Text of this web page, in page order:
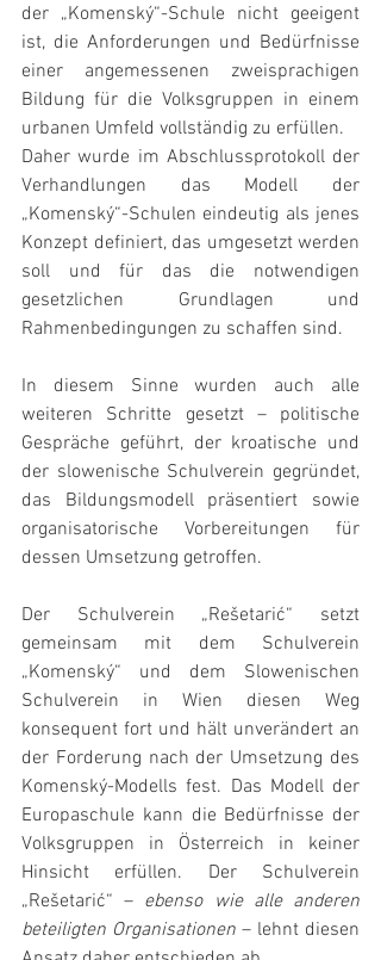
der „Komenský“-Schule nicht geeigent
ist, die Anforderungen und Bedürfnisse
einer angemessenen zweisprachigen
Bildung für die Volksgruppen in einem
urbanen Umfeld vollständig zu erfüllen.
Daher wurde im Abschlussprotokoll der
Verhandlungen das Modell der
„Komenský“-Schulen eindeutig als jenes
Konzept definiert, das umgesetzt werden
soll und für das die notwendigen
gesetzlichen Grundlagen und
Rahmenbedingungen zu schaffen sind.
In diesem Sinne wurden auch alle
weiteren Schritte gesetzt – politische
Gespräche geführt, der kroatische und
der slowenische Schulverein gegründet,
das Bildungsmodell präsentiert sowie
organisatorische Vorbereitungen für
dessen Umsetzung getroffen.
Der Schulverein „Rešetarić“ setzt
gemeinsam mit dem Schulverein
„Komenský“ und dem Slowenischen
Schulverein in Wien diesen Weg
konsequent fort und hält unverändert an
der Forderung nach der Umsetzung des
Komenský-Modells fest. Das Modell der
Europaschule kann die Bedürfnisse der
Volksgruppen in Österreich in keiner
Hinsicht erfüllen. Der Schulverein
„Rešetarić“ – ebenso wie alle anderen
beteiligten Organisationen – lehnt diesen